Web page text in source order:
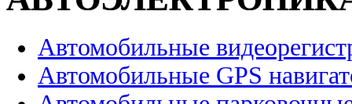
Автомобильные
Автомобильные GPS